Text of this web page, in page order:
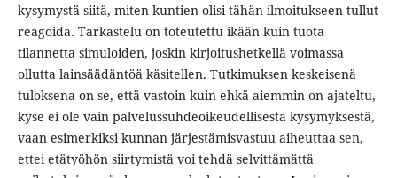
kysymystä siitä, miten kuntien olisi tähän ilmoitukseen tullut
reagoida. Tarkastelu on toteutettu ikään kuin tuota
tilannetta simuloiden, joskin kirjoitushetkellä voimassa
ollutta lainsäädäntöä käsitellen. Tutkimuksen keskeisenä
tuloksena on se, että vastoin kuin ehkä aiemmin on ajateltu,
kyse ei ole vain palvelussuhdeoikeudellisesta kysymyksestä,
vaan esimerkiksi kunnan järjestämisvastuu aiheuttaa sen,
ettei etätyöhön siirtymistä voi tehdä selvittämättä